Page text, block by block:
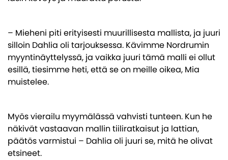
– Mieheni piti erityisesti muurillisesta mallista, ja juuri
silloin Dahlia oli tarjouksessa. Kävimme Nordrumin
myyntinäyttelyssä, ja vaikka juuri tämä malli ei ollut
esillä, tiesimme heti, että se on meille oikea, Mia
muistelee.
Myös vierailu myymälässä vahvisti tunteen. Kun he
näkivät vastaavan mallin tiiliratkaisut ja lattian,
päätös varmistui – Dahlia oli juuri se, mitä he olivat
etsineet.